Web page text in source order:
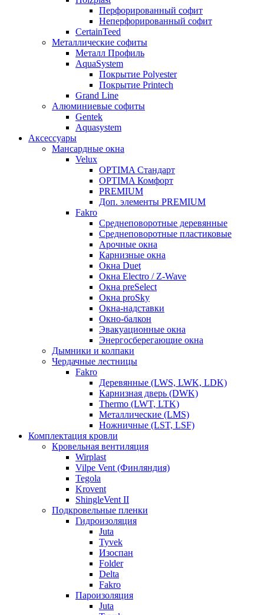
Перфорированный софит
Неперфорированный софит
CertainTeed
Металлические софиты
Металл Профиль
AquaSystem
Покрытие Polyester
Покрытие Printech
Grand Line
Алюминиевые софиты
Gentek
Aquasystem
Аксессуары
Мансардные окна
Velux
OPTIMA Стандарт
OPTIMA Комфорт
PREMIUM
Доп. элементы PREMIUM
Fakro
Cреднеповоротные деревянные
Cреднеповоротные пластиковые
Арочные окна
Карнизные окна
Окна Duet
Окна Electro / Z-Wave
Окна preSelect
Окна proSky
Окна-надставки
Окно-балкон
Эвакуационные окна
Энергосберегающие окна
Дымники и колпаки
Чердачные лестницы
Fakro
Деревянные (LWS, LWK, LDK)
Карнизная дверь (DWK)
Thermo (LWT, LTK)
Металлические (LMS)
Ножничные (LST, LSF)
Комплектация кровли
Кровельная вентиляция
Wirplast
Vilpe Vent (Финляндия)
Tegola
Krovent
ShingleVent II
Подкровельные пленки
Гидроизоляция
Juta
Tyvek
Изоспан
Folder
Delta
Fakro
Пароизоляция
Juta